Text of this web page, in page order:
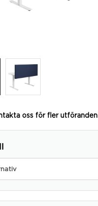
oss för fler utföranden